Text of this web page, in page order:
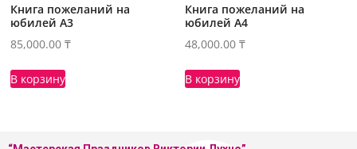
Книга пожеланий на
юбилей А3
85,000.00₸
В корзину
Книга пожеланий на
юбилей А4
48,000.00₸
В корзину